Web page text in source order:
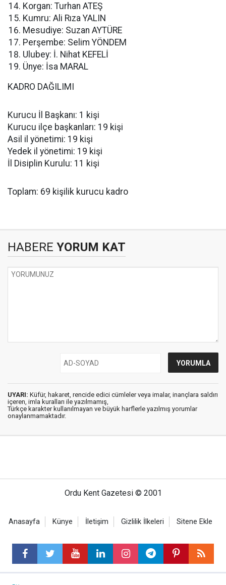
Korgan: Turhan ATEŞ
Kumru: Ali Rıza YALIN
Mesudiye: Suzan AYTÜRE
Perşembe: Selim YÖNDEM
Ulubey: İ. Nihat KEFELİ
Ünye: İsa MARAL
KADRO DAĞILIMI
Kurucu İl Başkanı: 1 kişi
Kurucu ilçe başkanları: 19 kişi
Asil il yönetimi: 19 kişi
Yedek il yönetimi: 19 kişi
İl Disiplin Kurulu: 11 kişi
Toplam: 69 kişilik kurucu kadro
HABERE YORUM KAT
UYARI: Küfür, hakaret, rencide edici cümleler veya imalar, inançlara saldırı
içeren, imla kuralları ile yazılmamış,
Türkçe karakter kullanılmayan ve büyük harflerle yazılmış yorumlar
onaylanmamaktadır.
Ordu Kent Gazetesi © 2001
Anasayfa Künye İletişim Gizlilik İlkeleri Sitene Ekle